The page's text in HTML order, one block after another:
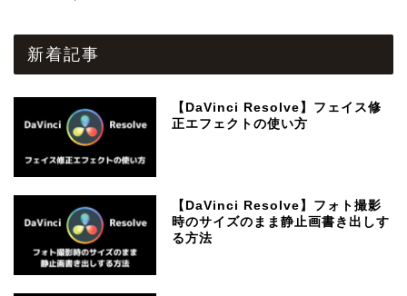
新着記事
【DaVinci Resolve】フェイス修
正エフェクトの使い方
【DaVinci Resolve】フォト撮影
時のサイズのまま静止画書き出しす
る方法